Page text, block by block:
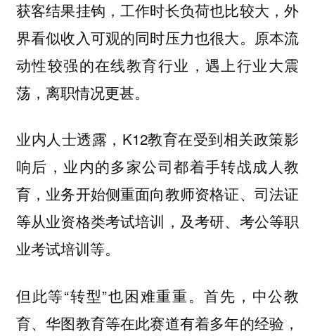
获客结果挂钩，工作时长负荷也比较大，外
界看似收入可观的同时压力也很大。原本流
动性较强的在线教育行业，遇上行业大震
荡，离职情况更甚。
业内人士透露，K12教育在受到相关政策影
响后，业内的多家公司都着手转战成人教
育，业务开始侧重面向教师资格证、司法证
等从业资格类考试培训，及考研、考公等职
业考试培训等。
但此等“转型”也困难重重。首先，中公教
育、华图教育等在此赛道有着多年的经验，